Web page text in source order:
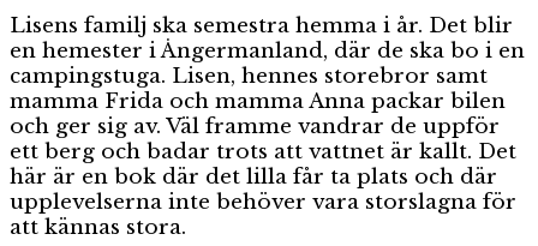
Lisens familj ska semestra hemma i år. Det blir
en hemester i Ångermanland, där de ska bo i en
campingstuga. Lisen, hennes storebror samt
mamma Frida och mamma Anna packar bilen
och ger sig av. Väl framme vandrar de uppför
ett berg och badar trots att vattnet är kallt. Det
här är en bok där det lilla får ta plats och där
upplevelserna inte behöver vara storslagna för
att kännas stora.